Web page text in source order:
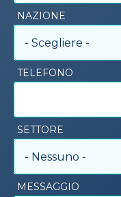
NAZIONE
- Scegliere -
TELEFONO
SETTORE
- Nessuno -
MESSAGGIO